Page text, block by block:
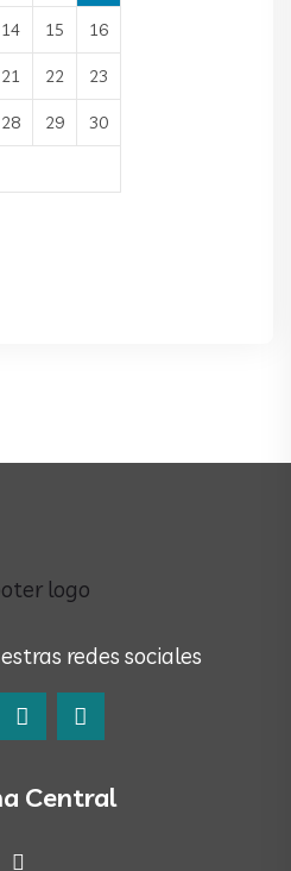
14 15 16
21 22 23
28 29 30
redes sociales
Central